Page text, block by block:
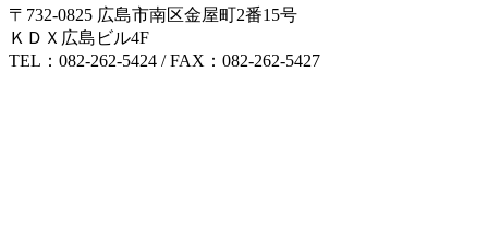
〒732-0825 広島市南区金屋町2番15号
ＫＤＸ広島ビル4F
TEL：082-262-5424 / FAX：082-262-5427